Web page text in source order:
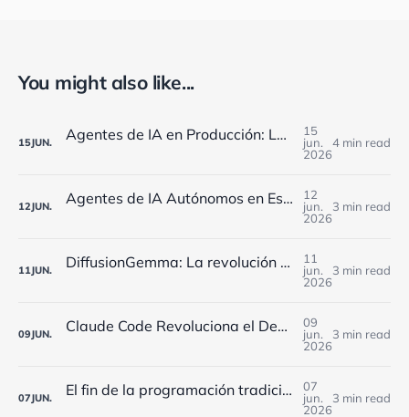
You might also like...
15JUN. Agentes de IA en Producción: Los Retos de Monitorización que Enfrentan las Empresas Españolas en 2025
15
jun.
2026
4 min read
12JUN. Agentes de IA Autónomos en España: Cómo Implementarlos Estratégicamente en 2025
12
jun.
2026
3 min read
11JUN. DiffusionGemma: La revolución de Google que reduce 4x los costes de IA para empresas españolas
11
jun.
2026
3 min read
09JUN. Claude Code Revoluciona el Desarrollo en España: Workflows Dinámicos y 5 Agentes Simultáneos
09
jun.
2026
3 min read
07JUN. El fin de la programación tradicional: cómo los agentes de IA están transformando el desarrollo software en España
07
jun.
2026
3 min read